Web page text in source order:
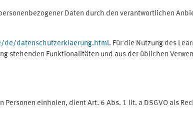
Daten durch den verantwortlichen
de/datenschutzerklaerung.html. Für die Nutzung des
stehenden Funktionalitäten und aus der üblichen
einholen, dient Art. 6 Abs. 1 lit. a DSGVO als